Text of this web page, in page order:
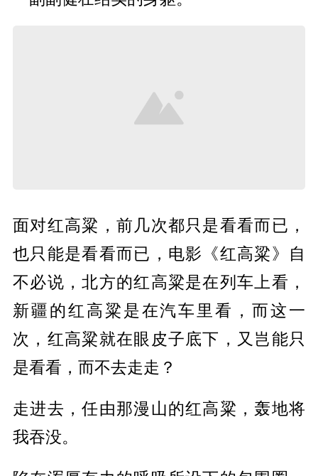
面对红高粱，前几次都只是看看而已，
也只能是看看而已，电影《红高粱》自
不必说，北方的红高粱是在列车上看，
新疆的红高粱是在汽车里看，而这一
次，红高粱就在眼皮子底下，又岂能只
是看看，而不去走走？
走进去，任由那漫山的红高粱，轰地将
我吞没。